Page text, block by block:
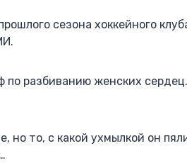
сезона хоккейного
разбиванию женских
но то, с какой ухмылкой он